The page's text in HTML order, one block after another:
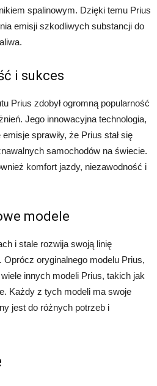
spalinowym. Dzięki temu Prius
emisji szkodliwych substancji do
i sukces
Prius zdobył ogromną popularność
Jego innowacyjna technologia,
sprawiły, że Prius stał się
samochodów na świecie.
komfort jazdy, niezawodność i
modele
i stale rozwija swoją linię
oryginalnego modelu Prius,
innych modeli Prius, takich jak
Każdy z tych modeli ma swoje
jest do różnych potrzeb i